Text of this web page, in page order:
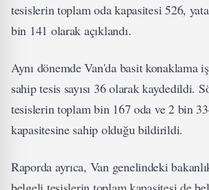
tesislerin toplam oda kapasitesi 526,
bin 141 olarak açıklandı.
Aynı dönemde Van'da basit konaklama
sahip tesis sayısı 36 olarak kaydedildi.
tesislerin toplam bin 167 oda ve 2 bin
kapasitesine sahip olduğu bildirildi.
Raporda ayrıca, Van genelindeki